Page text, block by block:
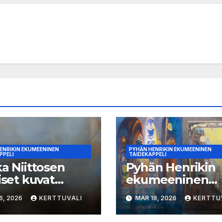
EKUMEENINEN
Niittosen
kuvat
2026 KERTTUVALI
PYHÄN HENRIKIN EKUMEENINEN
TAIDEKAPPELI
Pyhän Henrikin
ekumeeninen
taidekappeli:
Kivisaaren
huhtikuisessa
MAR 18, 2026